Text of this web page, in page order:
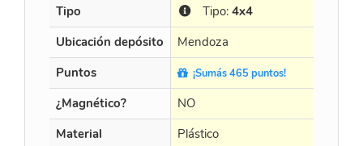
Tipo
Tipo: 4x4
Ubicación depósito
Mendoza
Puntos
¡Sumás 465 puntos!
¿Magnético? NO
Material
Plástico